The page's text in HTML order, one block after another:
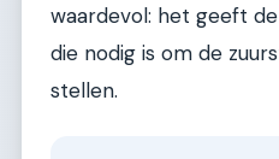
waardevol: het geeft
die nodig is om de
stellen.